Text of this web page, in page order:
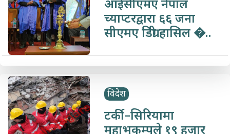
आईसीएमए नेपाल
च्याप्टरद्वारा ६६ जना
सीएमए डिग्री हासिल �..
विदेश
टर्की–सिरियामा